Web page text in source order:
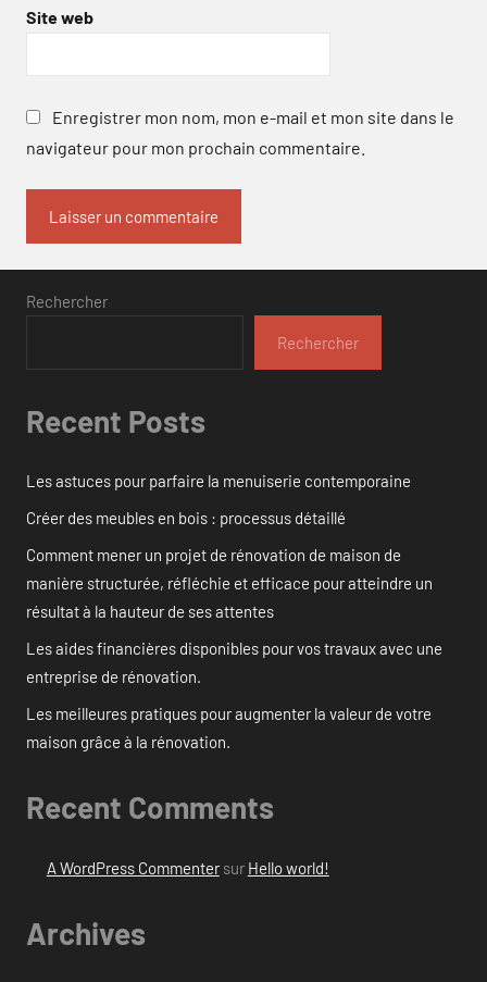
Site web
Enregistrer mon nom, mon e-mail et mon site dans le
navigateur pour mon prochain commentaire.
Rechercher
Rechercher
Recent Posts
Les astuces pour parfaire la menuiserie contemporaine
Créer des meubles en bois : processus détaillé
Comment mener un projet de rénovation de maison de
manière structurée, réfléchie et efficace pour atteindre un
résultat à la hauteur de ses attentes
Les aides financières disponibles pour vos travaux avec une
entreprise de rénovation.
Les meilleures pratiques pour augmenter la valeur de votre
maison grâce à la rénovation.
Recent Comments
A WordPress Commentersur Hello world!
Archives